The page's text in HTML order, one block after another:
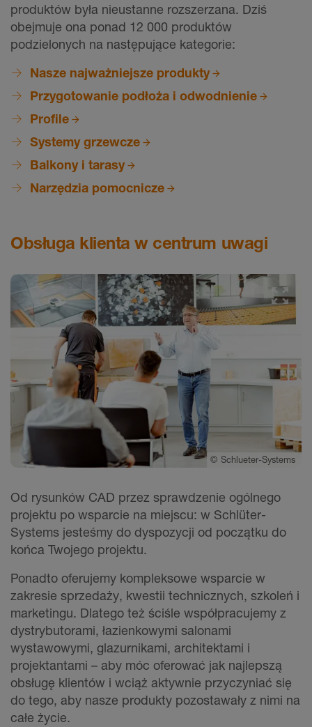
produktów była nieustanne rozszerzana. Dziś
obejmuje ona ponad 12 000 produktów
podzielonych na następujące kategorie:
Nasze najważniejsze produkty
Przygotowanie podłoża i odwodnienie
Profile
Systemy grzewcze
Balkony i tarasy
Narzędzia pomocnicze
Obsługa klienta w centrum uwagi
© Schlueter-Systems
Od rysunków CAD przez sprawdzenie ogólnego
projektu po wsparcie na miejscu: w Schlüter-
Systems jesteśmy do dyspozycji od początku do
końca Twojego projektu.
Ponadto oferujemy kompleksowe wsparcie w
zakresie sprzedaży, kwestii technicznych, szkoleń i
marketingu. Dlatego też ściśle współpracujemy z
dystrybutorami, łazienkowymi salonami
wystawowymi, glazurnikami, architektami i
projektantami – aby móc oferować jak najlepszą
obsługę klientów i wciąż aktywnie przyczyniać się
do tego, aby nasze produkty pozostawały z nimi na
całe życie.